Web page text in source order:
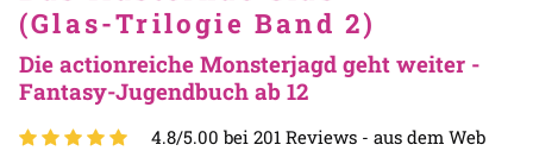
(Glas-Trilogie Band 2)
Die actionreiche Monsterjagd geht weiter -
Fantasy-Jugendbuch ab 12
4.8/5.00 bei 201 Reviews - aus dem Web